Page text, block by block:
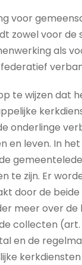
voor
zowel voor de
als
te wijzen dat
onderlinge
en leven. In
te zijn. Er
door de beide
meer over
collecten (art.
en de
kerkdiensten